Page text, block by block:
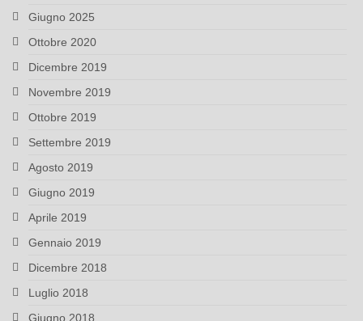
Giugno 2025
Ottobre 2020
Dicembre 2019
Novembre 2019
Ottobre 2019
Settembre 2019
Agosto 2019
Giugno 2019
Aprile 2019
Gennaio 2019
Dicembre 2018
Luglio 2018
Giugno 2018